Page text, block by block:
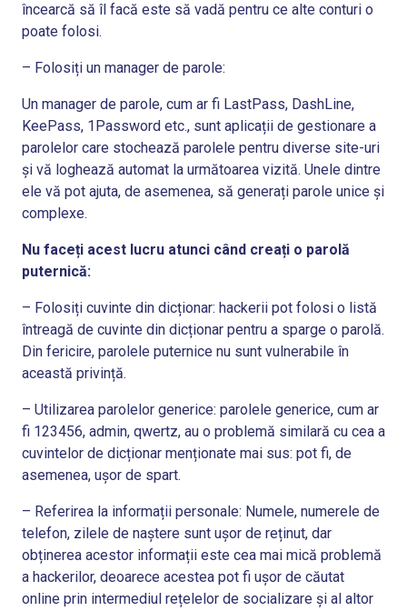
încearcă să îl facă este să vadă pentru ce alte conturi o
poate folosi.
– Folosiți un manager de parole:
Un manager de parole, cum ar fi LastPass, DashLine,
KeePass, 1Password etc., sunt aplicații de gestionare a
parolelor care stochează parolele pentru diverse site-uri
și vă loghează automat la următoarea vizită. Unele dintre
ele vă pot ajuta, de asemenea, să generați parole unice și
complexe.
Nu faceți acest lucru atunci când creați o parolă
puternică:
– Folosiți cuvinte din dicționar: hackerii pot folosi o listă
întreagă de cuvinte din dicționar pentru a sparge o parolă.
Din fericire, parolele puternice nu sunt vulnerabile în
această privință.
– Utilizarea parolelor generice: parolele generice, cum ar
fi 123456, admin, qwertz, au o problemă similară cu cea a
cuvintelor de dicționar menționate mai sus: pot fi, de
asemenea, ușor de spart.
– Referirea la informații personale: Numele, numerele de
telefon, zilele de naștere sunt ușor de reținut, dar
obținerea acestor informații este cea mai mică problemă
a hackerilor, deoarece acestea pot fi ușor de căutat
online prin intermediul rețelelor de socializare și al altor